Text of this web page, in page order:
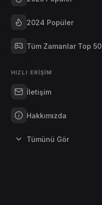
2024 Popüler
Tüm Zamanlar Top 50
HIZLI ERIŞIM
İletişim
Hakkımızda
Tümünü Gör